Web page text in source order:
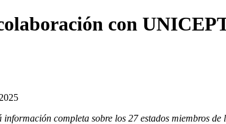
con
completa sobre los 27 estados miembros